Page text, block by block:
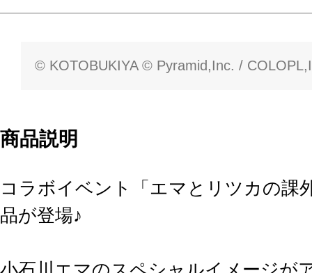
© KOTOBUKIYA © Pyramid,Inc. /
商品説明
コラボイベント「エマとリツカの課
品が登場♪